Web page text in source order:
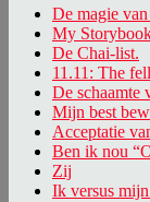
De magie
My
De Chai-list.
11.11: The
De schaamte
Mijn best
Acceptatie
Ben ik nou
Zij
Ik versus